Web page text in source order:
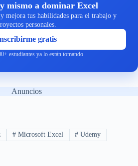
mismo a dominar Excel
mejora tus habilidades para el trabajo y
personales.
gratis
estudiantes ya lo están tomando
Anuncios
#Microsoft Excel # Udemy